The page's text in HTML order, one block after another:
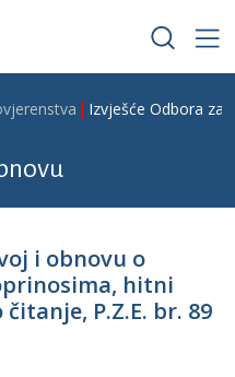
Izvješće Odbora za
i obnovu o
hitni
P.Z.E. br. 89